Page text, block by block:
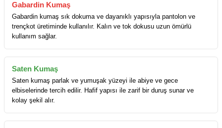
Gabardin Kumaş
Gabardin kumaş sık dokuma ve dayanıklı yapısıyla pantolon ve
trençkot üretiminde kullanılır. Kalın ve tok dokusu uzun ömürlü
kullanım sağlar.
Saten Kumaş
Saten kumaş parlak ve yumuşak yüzeyi ile abiye ve gece
elbiselerinde tercih edilir. Hafif yapısı ile zarif bir duruş sunar ve
kolay şekil alır.